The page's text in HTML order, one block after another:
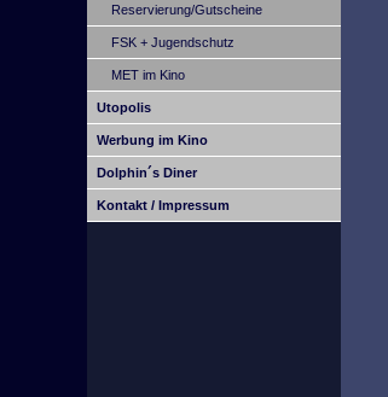
Reservierung/Gutscheine
FSK + Jugendschutz
MET im Kino
Utopolis
Werbung im Kino
Dolphin´s Diner
Kontakt / Impressum